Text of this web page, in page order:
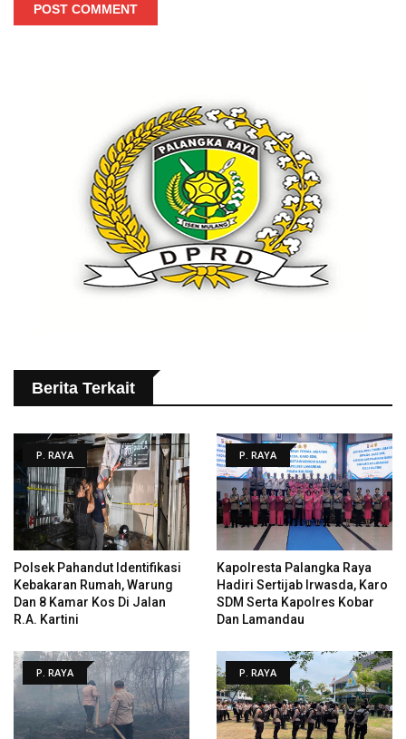
POST COMMENT
Berita Terkait
P. RAYA
Polsek Pahandut Identifikasi
Kebakaran Rumah, Warung
Dan 8 Kamar Kos Di Jalan
R.A. Kartini
P. RAYA
Kapolresta Palangka Raya
Hadiri Sertijab Irwasda, Karo
SDM Serta Kapolres Kobar
Dan Lamandau
P. RAYA P. RAYA